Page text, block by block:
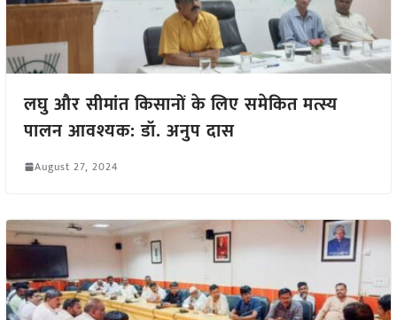
लघु और सीमांत किसानों के लिए समेकित मत्स्य
पालन आवश्यक: डॉ. अनुप दास
August 27, 2024